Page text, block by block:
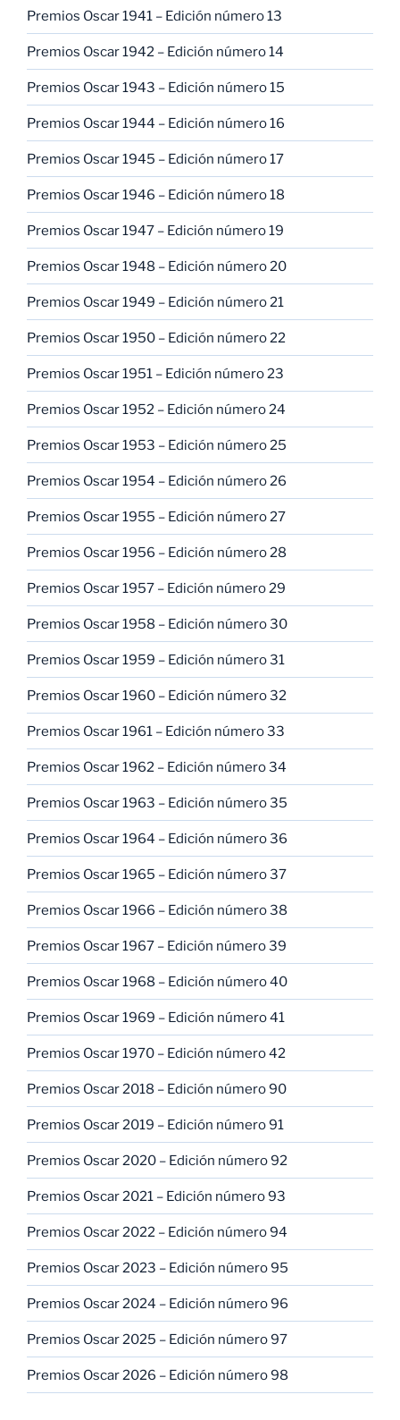
Premios Oscar 1941 – Edición número 13
Premios Oscar 1942 – Edición número 14
Premios Oscar 1943 – Edición número 15
Premios Oscar 1944 – Edición número 16
Premios Oscar 1945 – Edición número 17
Premios Oscar 1946 – Edición número 18
Premios Oscar 1947 – Edición número 19
Premios Oscar 1948 – Edición número 20
Premios Oscar 1949 – Edición número 21
Premios Oscar 1950 – Edición número 22
Premios Oscar 1951 – Edición número 23
Premios Oscar 1952 – Edición número 24
Premios Oscar 1953 – Edición número 25
Premios Oscar 1954 – Edición número 26
Premios Oscar 1955 – Edición número 27
Premios Oscar 1956 – Edición número 28
Premios Oscar 1957 – Edición número 29
Premios Oscar 1958 – Edición número 30
Premios Oscar 1959 – Edición número 31
Premios Oscar 1960 – Edición número 32
Premios Oscar 1961 – Edición número 33
Premios Oscar 1962 – Edición número 34
Premios Oscar 1963 – Edición número 35
Premios Oscar 1964 – Edición número 36
Premios Oscar 1965 – Edición número 37
Premios Oscar 1966 – Edición número 38
Premios Oscar 1967 – Edición número 39
Premios Oscar 1968 – Edición número 40
Premios Oscar 1969 – Edición número 41
Premios Oscar 1970 – Edición número 42
Premios Oscar 2018 – Edición número 90
Premios Oscar 2019 – Edición número 91
Premios Oscar 2020 – Edición número 92
Premios Oscar 2021 – Edición número 93
Premios Oscar 2022 – Edición número 94
Premios Oscar 2023 – Edición número 95
Premios Oscar 2024 – Edición número 96
Premios Oscar 2025 – Edición número 97
Premios Oscar 2026 – Edición número 98